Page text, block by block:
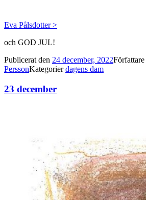
Eva Pålsdotter >
och GOD JUL!
Publicerat den 24 december, 2022Författare
PerssonKategorier dagens dam
23 december